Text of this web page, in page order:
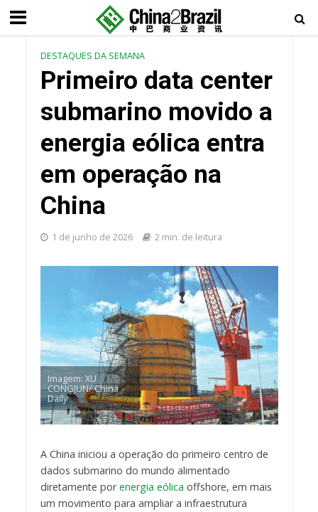
DESTAQUES DA SEMANA
Primeiro data center
submarino movido a
energia eólica entra
em operação na
China
1 de junho de 2026 2 min. de leitura
Imagem: XU
CONGJUN/ China
Daily
A China iniciou a operação do primeiro centro de
dados submarino do mundo alimentado
diretamente porenergia eólica offshore, em mais
um movimento para ampliar a infraestrutura